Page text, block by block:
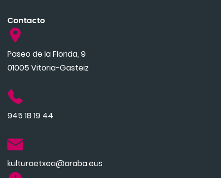
Contacto
Paseo de la Florida, 9
01005 Vitoria-Gasteiz
945 18 19 44
kulturaetxea@araba.eus